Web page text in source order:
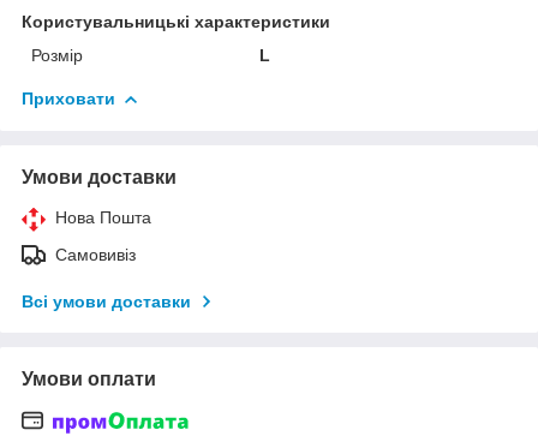
Користувальницькі характеристики
Розмір
L
Приховати
Умови доставки
Нова Пошта
Самовивіз
Всі умови доставки
Умови оплати